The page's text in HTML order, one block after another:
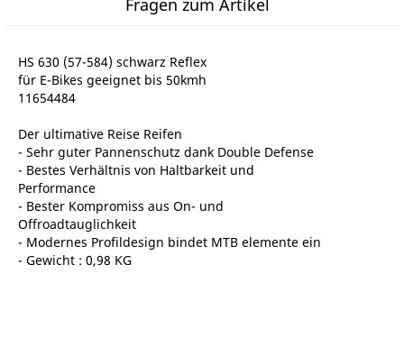
Fragen zum Artikel
HS 630 (57-584) schwarz Reflex
für E-Bikes geeignet bis 50kmh
11654484
Der ultimative Reise Reifen
- Sehr guter Pannenschutz dank Double Defense
- Bestes Verhältnis von Haltbarkeit und
Performance
- Bester Kompromiss aus On- und
Offroadtauglichkeit
- Modernes Profildesign bindet MTB elemente ein
- Gewicht : 0,98 KG